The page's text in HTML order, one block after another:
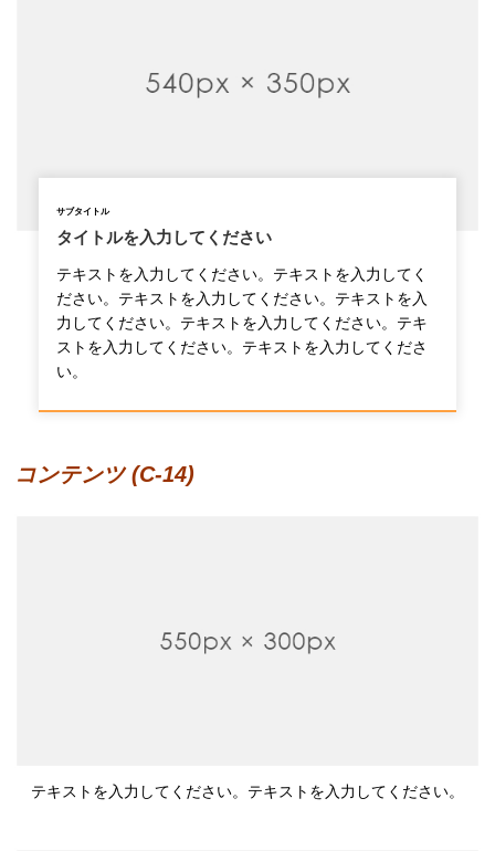
サブタイトル
タイトルを入力してください
テキストを入力してください。テキストを入力してく
ださい。テキストを入力してください。テキストを入
力してください。テキストを入力してください。テキ
ストを入力してください。テキストを入力してくださ
い。
コンテンツ (C-14)
テキストを入力してください。テキストを入力してください。